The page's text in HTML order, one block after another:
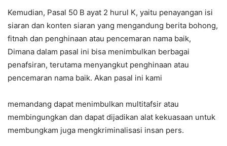
Kemudian, Pasal 50 B ayat 2 hurul K, yaitu penayangan isi
siaran dan konten siaran yang mengandung berita bohong,
fitnah dan penghinaan atau pencemaran nama baik,
Dimana dalam pasal ini bisa menimbulkan berbagai
penafsiran, terutama menyangkut penghinaan atau
pencemaran nama baik. Akan pasal ini kami
memandang dapat menimbulkan multitafsir atau
membingungkan dan dapat dijadikan alat kekuasaan untuk
membungkam juga mengkriminalisasi insan pers.